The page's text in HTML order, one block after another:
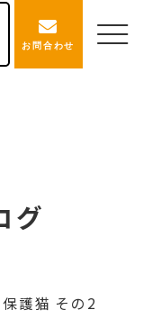
お問合わせ
グ
保護猫 その2